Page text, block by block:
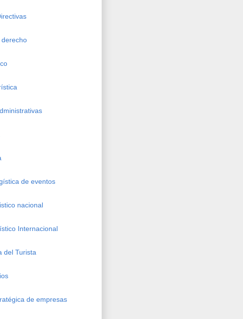
derecho
de eventos
nacional
Internacional
del Turista
de empresas